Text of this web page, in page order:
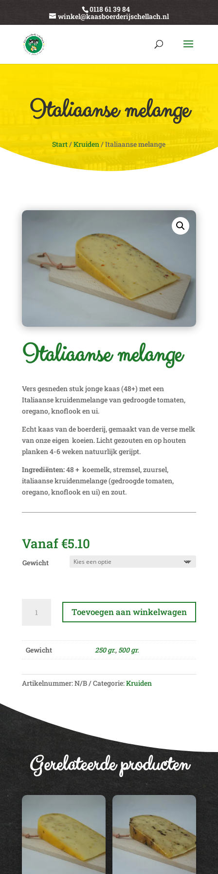
0118 61 39 84
winkel@kaasboerderijschellach.nl
Italiaanse melange
Start/Kruiden/ Italiaanse melange
Italiaanse melange
Vers gesneden stuk jonge kaas (48+) met een
Italiaanse kruidenmelange van gedroogde tomaten,
oregano, knoflook en ui.
Echt kaas van de boerderij, gemaakt van de verse melk
van onze eigen koeien. Licht gezouten en op houten
planken 4-6 weken natuurlijk gerijpt.
Ingrediënten:48 + koemelk, stremsel, zuursel,
italiaanse kruidenmelange (gedroogde tomaten,
oregano, knoflook en ui) en zout.
Vanaf€5.10
Gewicht
melange
Toevoegen aan winkelwagen
l
r
n
Gewicht 250 gr., 500 gr.
Artikelnummer:N/B Categorie:Kruiden
Gerelateerde producten